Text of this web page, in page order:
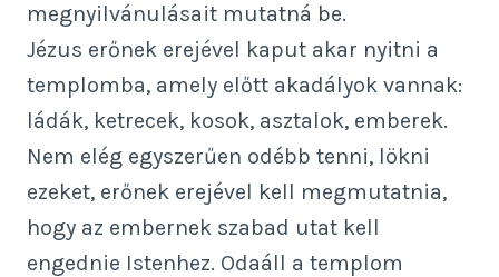
megnyilvánulásait mutatná be.
Jézus erőnek erejével kaput akar nyitni a
templomba, amely előtt akadályok vannak:
ládák, ketrecek, kosok, asztalok, emberek.
Nem elég egyszerűen odébb tenni, lökni
ezeket, erőnek erejével kell megmutatnia,
hogy az embernek szabad utat kell
engednie Istenhez. Odaáll a templom